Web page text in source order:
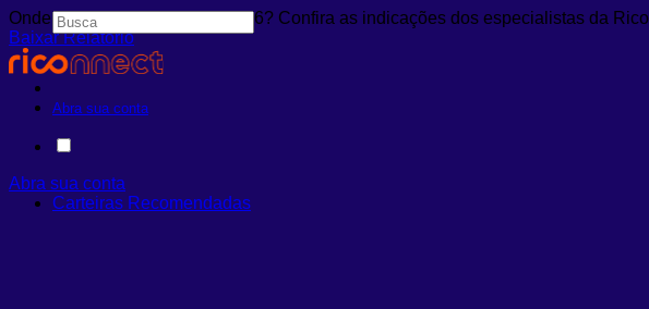
Onde investir em agosto de 2026? Confira as indicações dos especialistas da Rico
Baixar Relatório
Abra sua conta
Abra sua conta
Carteiras Recomendadas